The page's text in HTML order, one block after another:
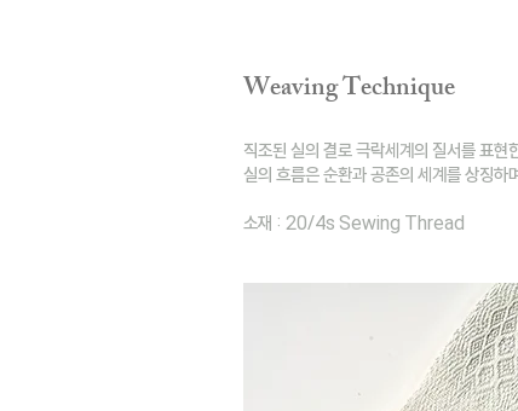
Weaving Technique
직조된 실의 결로 극락세계의 질서를 표현
실의 흐름은 순환과 공존의 세계를 상징하
​소재 : 20/4s Sewing Thread